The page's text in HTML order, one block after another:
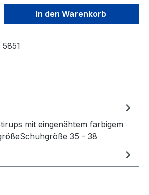
Gib den
In den Warenkorb
5851
mit eingenähtem farbigem
35 - 38